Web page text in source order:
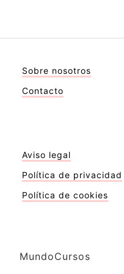
Sobre nosotros
Contacto
Aviso legal
Política de privacidad
Política de cookies
MundoCursos